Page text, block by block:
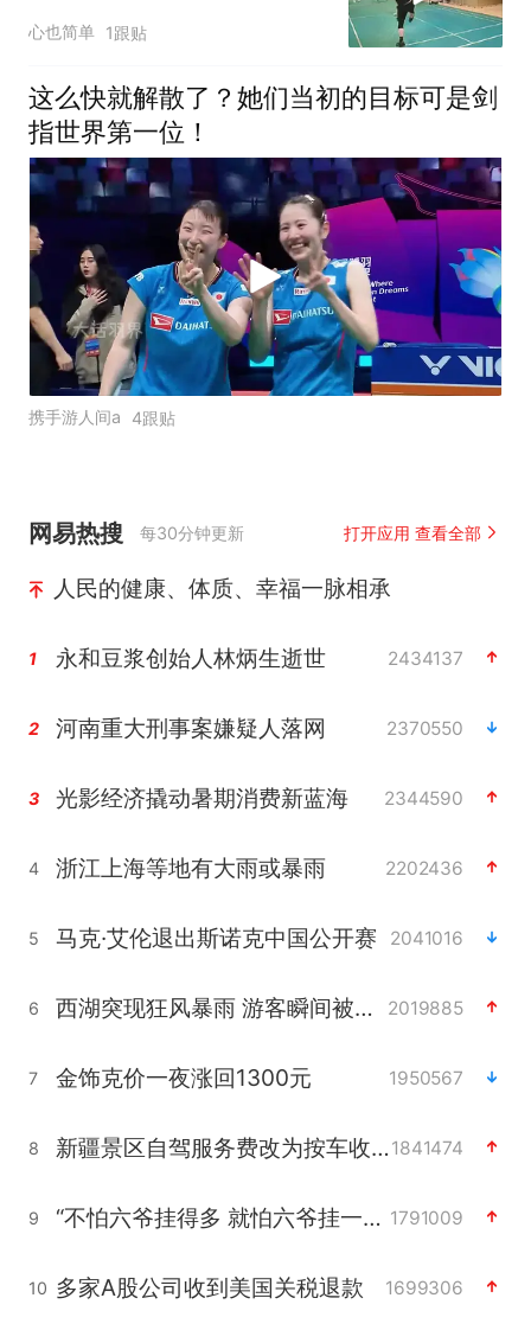
心也简单 1跟贴
这么快就解散了？她们当初的目标可是剑
指世界第一位！
携手游人间a 4跟贴
网易热搜 每30分钟更新 打开应用 查看全部
人民的健康、体质、幸福一脉相承
1 永和豆浆创始人林炳生逝世 2434137
2 河南重大刑事案嫌疑人落网 2370550
3 光影经济撬动暑期消费新蓝海 2344590
4 浙江上海等地有大雨或暴雨 2202436
5 马克·艾伦退出斯诺克中国公开赛 2041016
6 西湖突现狂风暴雨 游客瞬间被浇透 2019885
7 金饰克价一夜涨回1300元 1950567
8 新疆景区自驾服务费改为按车收费1841474
9 “不怕六爷挂得多 就怕六爷挂一颗” 1791009
10 多家A股公司收到美国关税退款 1699306